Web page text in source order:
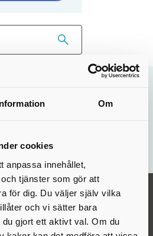
Om
cookies
anpassa innehållet,
tjänster som gör att
för dig. Du väljer själv vilka
och vi sätter bara
gjort ett aktivt val. Om du
2026